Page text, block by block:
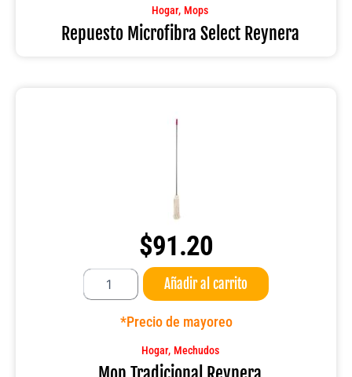
Hogar, Mops
Repuesto Microfibra Select Reynera
$91.20
Mop
Tradicional
Reynera
Añadir al carrito
*Precio de mayoreo
Hogar, Mechudos